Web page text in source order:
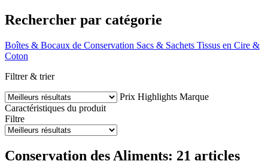
Rechercher par catégorie
Boîtes & Bocaux de Conservation Sacs & Sachets Tissus en Cire &
Coton
Filtrer & trier
Prix Highlights Marque
Caractéristiques du produit
Filtre
Conservation des Aliments: 21 articles